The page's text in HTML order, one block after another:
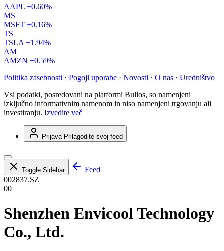
AAPL +0.60%
MS
MSFT +0.16%
TS
TSLA +1.94%
AM
AMZN +0.59%
Politika zasebnosti · Pogoji uporabe · Novosti · O nas · Uredništvo
Vsi podatki, posredovani na platformi Bulios, so namenjeni
izključno informativnim namenom in niso namenjeni trgovanju ali
investiranju. Izvedite več
Prijava Prilagodite svoj feed
Toggle Sidebar
Feed
002837.SZ
00
Shenzhen Envicool Technology
Co., Ltd.